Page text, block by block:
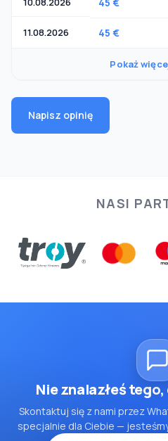
11.08.2026 45 €
Pokaż
Napisz opinię
NASI
Nie znalazłeś
Skontaktuj się z nami przez
specjalnie dla Ciebie —